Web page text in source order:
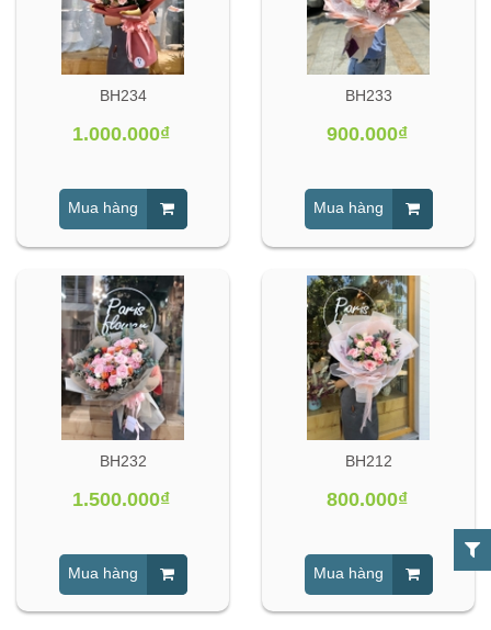
BH234
1.000.000₫
Mua hàng
BH233
900.000₫
Mua hàng
BH232
1.500.000₫
Mua hàng
BH212
800.000₫
Mua hàng